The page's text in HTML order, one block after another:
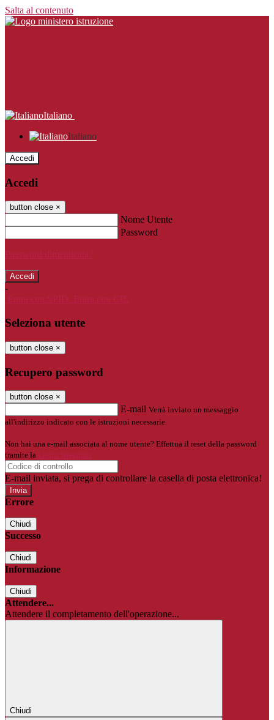
Salta al contenuto
Italiano
Italiano
Accedi
Accedi
button close ×
Nome Utente
Password
Password dimenticata?
-
Entra con SPID
Entra con CIE
Seleziona utente
button close ×
Recupero password
button close ×
E-mail Verrà inviato un messaggio
all'indirizzo indicato con le istruzioni necessarie.
Non hai una e-mail associata al nome utente? Effettua il reset della password
tramite la
Login Spaggiari
E-mail inviata, si prega di controllare la casella di posta elettronica!
Errore
Chiudi
Successo
Chiudi
Informazione
Chiudi
Attendere...
Attendere il completamento dell'operazione...
Chiudi